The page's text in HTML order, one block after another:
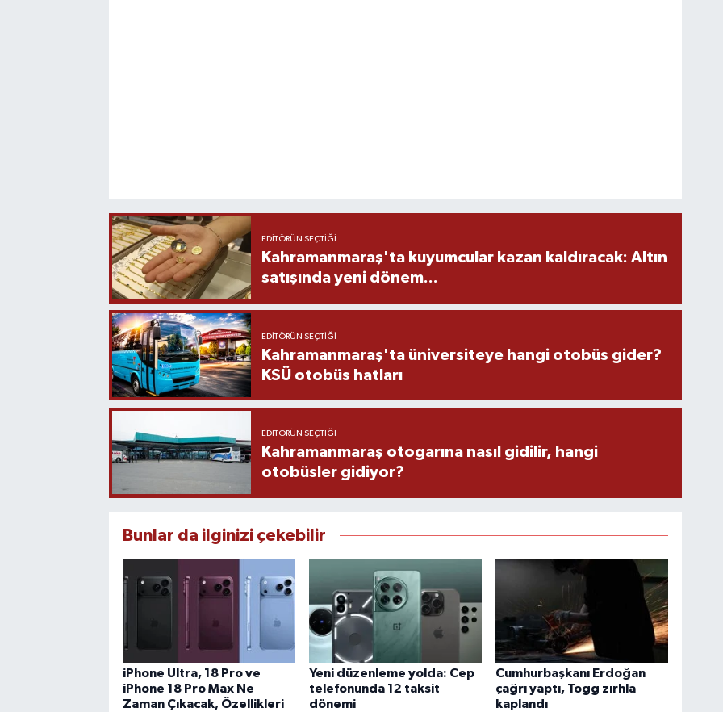
EDITÖRÜN SEÇTIĞI
Kahramanmaraş'ta kuyumcular kazan kaldıracak: Altın
satışında yeni dönem...
EDITÖRÜN SEÇTIĞI
Kahramanmaraş'ta üniversiteye hangi otobüs gider?
KSÜ otobüs hatları
EDITÖRÜN SEÇTIĞI
Kahramanmaraş otogarına nasıl gidilir, hangi
otobüsler gidiyor?
Bunlar da ilginizi çekebilir
iPhone Ultra, 18 Pro ve
iPhone 18 Pro Max Ne
Zaman Çıkacak, Özellikleri
Yeni düzenleme yolda: Cep
telefonunda 12 taksit
dönemi
Cumhurbaşkanı Erdoğan
çağrı yaptı, Togg zırhla
kaplandı